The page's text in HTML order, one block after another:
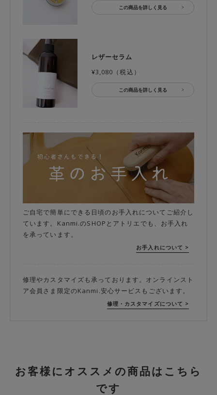
この商品を詳しく見る
レザーセラム
¥3,080（税込）
この商品を詳しく見る
ご自宅で簡単にできる日頃のお手入れについてご紹介し
ています。Kanmi.のSHOPとアトリエでも、お手入れ
を承っています。
お手入れについて >
修理やカスタマイズも承っております。オンラインスト
ア会員さま限定のKanmi.安心サービスもございます。
修理・カスタマイズについて >
お客様にオススメの商品はこちら
です